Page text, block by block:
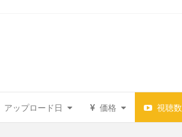
ップロード日 価格 視聴数